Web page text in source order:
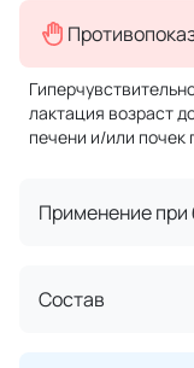
лактация возраст
печени и/или почек
Применение при
Состав